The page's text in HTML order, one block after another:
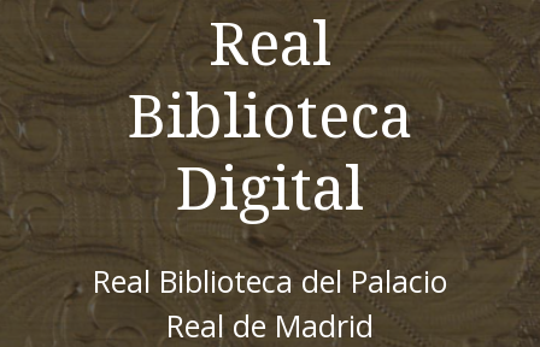
Real
Biblioteca
Digital
Real Biblioteca del Palacio
Real de Madrid